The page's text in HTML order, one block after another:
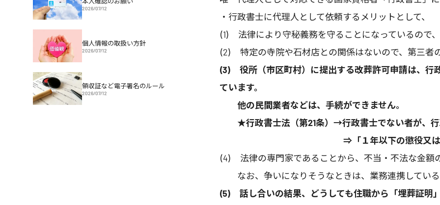
・行政書士に代理人として依頼するメリットとして、
(1) 法律により守秘義務を守ることになっているので
(2) 特定の寺院や石材店との関係はないので、第三者
(3) 役所（市区町村）に提出する改葬許可申請は、行
ています。
他の民間業者などは、手続ができません。
★行政書士法（第21条）→行政書士でない者が、行
⇒「１年以下の懲役又は100万円
(4) 法律の専門家であることから、不当・不法な金額
なお、争いになりそうなときは、業務連携している
(5) 話し合いの結果、どうしても住職から「埋葬証明
2026/07/12
個人情報の取扱い方針
2026/07/12
領収証など電子署名のルール
2026/07/12